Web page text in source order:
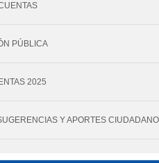
PÚBLICA
2025
Y APORTES